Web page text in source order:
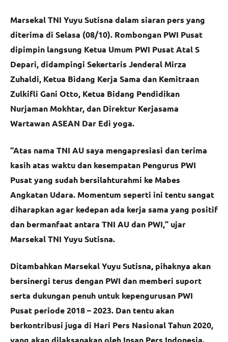
Marsekal TNI Yuyu Sutisna dalam siaran pers yang
diterima di Selasa (08/10). Rombongan PWI Pusat
dipimpin langsung Ketua Umum PWI Pusat Atal S
Depari, didampingi Sekertaris Jenderal Mirza
Zuhaldi, Ketua Bidang Kerja Sama dan Kemitraan
Zulkifli Gani Otto, Ketua Bidang Pendidikan
Nurjaman Mokhtar, dan Direktur Kerjasama
Wartawan ASEAN Dar Edi yoga.
“Atas nama TNI AU saya mengapresiasi dan terima
kasih atas waktu dan kesempatan Pengurus PWI
Pusat yang sudah bersilahturahmi ke Mabes
Angkatan Udara. Momentum seperti ini tentu sangat
diharapkan agar kedepan ada kerja sama yang positif
dan bermanfaat antara TNI AU dan PWI,” ujar
Marsekal TNI Yuyu Sutisna.
Ditambahkan Marsekal Yuyu Sutisna, pihaknya akan
bersinergi terus dengan PWI dan memberi suport
serta dukungan penuh untuk kepengurusan PWI
Pusat periode 2018 – 2023. Dan tentu akan
berkontribusi juga di Hari Pers Nasional Tahun 2020,